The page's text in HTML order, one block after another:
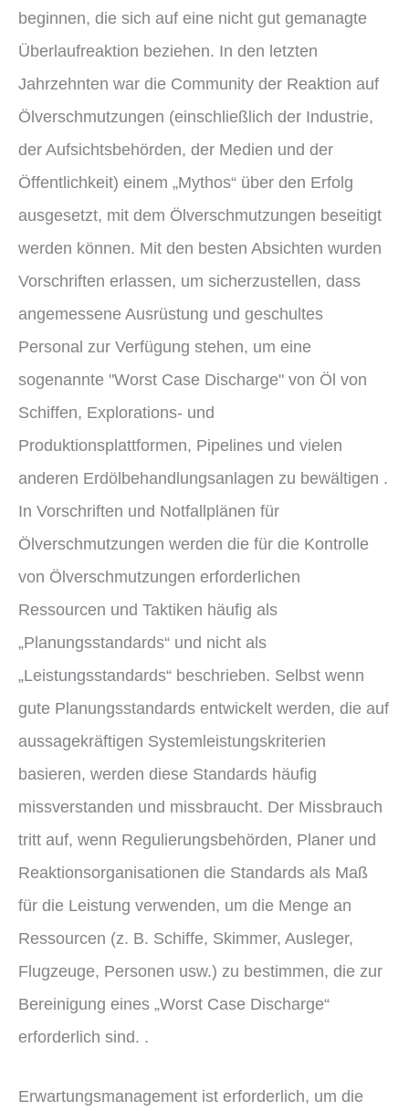
beginnen, die sich auf eine nicht gut gemanagte
Überlaufreaktion beziehen. In den letzten
Jahrzehnten war die Community der Reaktion auf
Ölverschmutzungen (einschließlich der Industrie,
der Aufsichtsbehörden, der Medien und der
Öffentlichkeit) einem „Mythos“ über den Erfolg
ausgesetzt, mit dem Ölverschmutzungen beseitigt
werden können. Mit den besten Absichten wurden
Vorschriften erlassen, um sicherzustellen, dass
angemessene Ausrüstung und geschultes
Personal zur Verfügung stehen, um eine
sogenannte "Worst Case Discharge" von Öl von
Schiffen, Explorations- und
Produktionsplattformen, Pipelines und vielen
anderen Erdölbehandlungsanlagen zu bewältigen .
In Vorschriften und Notfallplänen für
Ölverschmutzungen werden die für die Kontrolle
von Ölverschmutzungen erforderlichen
Ressourcen und Taktiken häufig als
„Planungsstandards“ und nicht als
„Leistungsstandards“ beschrieben. Selbst wenn
gute Planungsstandards entwickelt werden, die auf
aussagekräftigen Systemleistungskriterien
basieren, werden diese Standards häufig
missverstanden und missbraucht. Der Missbrauch
tritt auf, wenn Regulierungsbehörden, Planer und
Reaktionsorganisationen die Standards als Maß
für die Leistung verwenden, um die Menge an
Ressourcen (z. B. Schiffe, Skimmer, Ausleger,
Flugzeuge, Personen usw.) zu bestimmen, die zur
Bereinigung eines „Worst Case Discharge“
erforderlich sind. .
Erwartungsmanagement ist erforderlich, um die